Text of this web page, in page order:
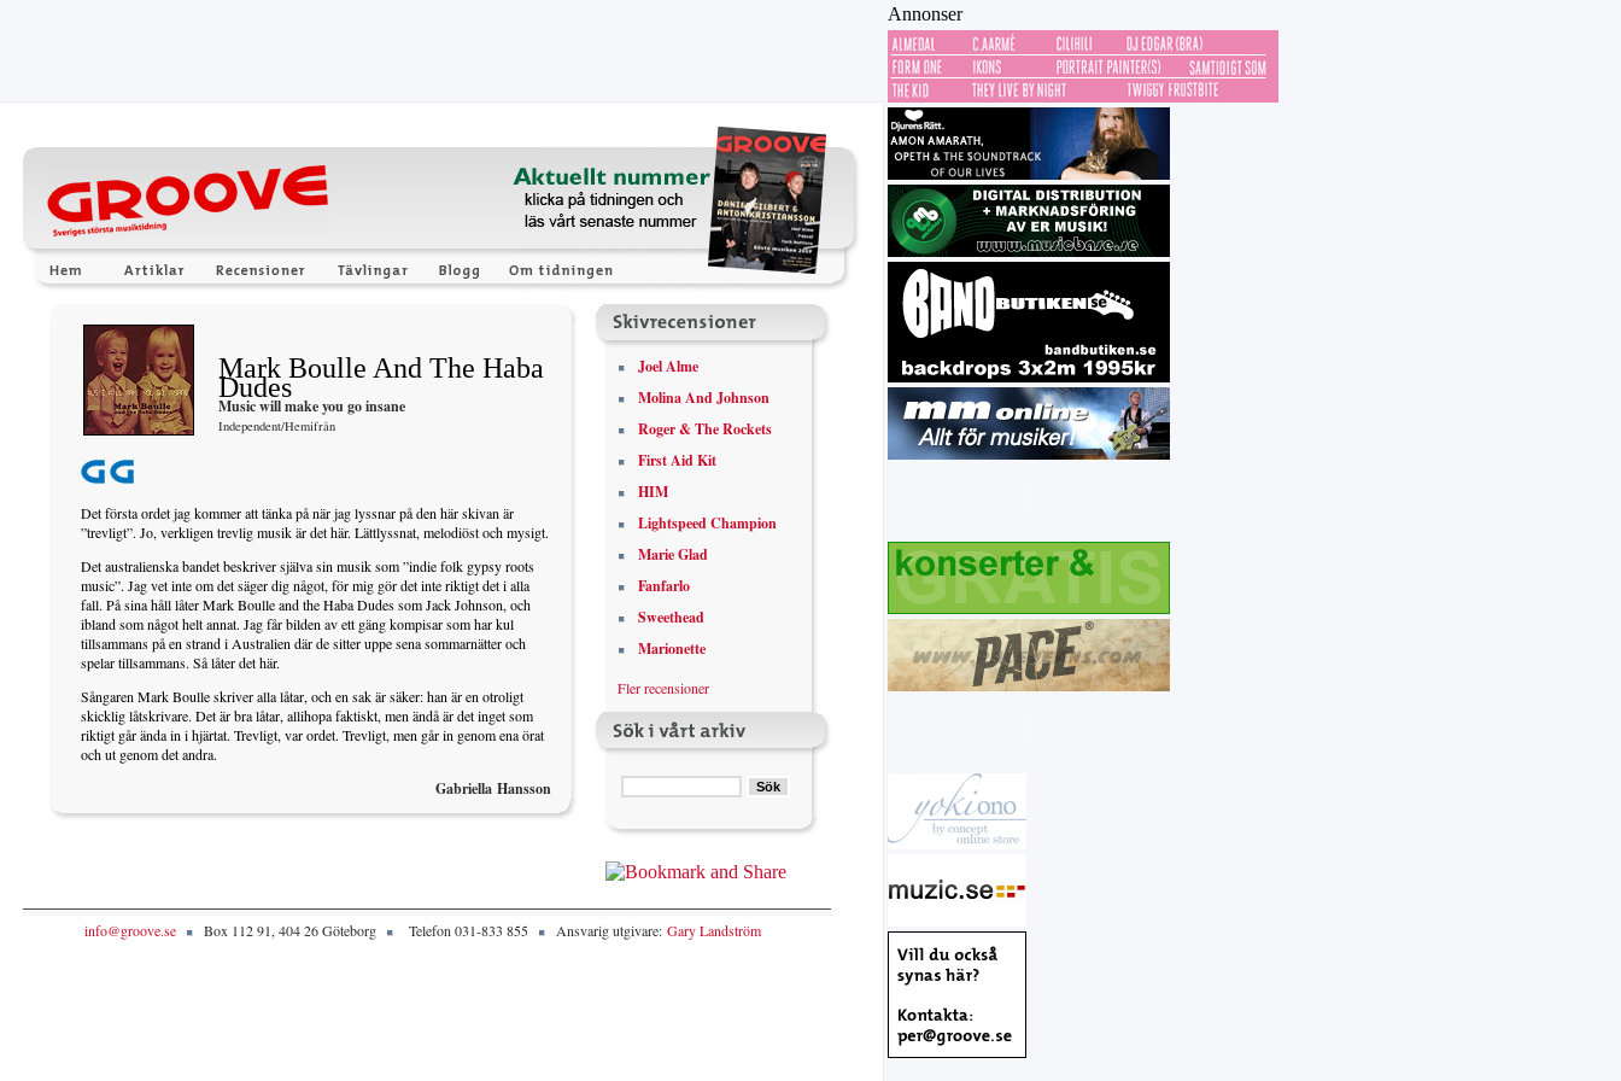
Annonser
Mark Boulle And The Haba
Dudes
Music will make you go insane
Independent/Hemifrån
Det första ordet jag kommer att tänka på när jag lyssnar på den här skivan är
”trevligt”. Jo, verkligen trevlig musik är det här. Lättlyssnat, melodiöst och mysigt.
Det australienska bandet beskriver själva sin musik som ”indie folk gypsy roots
music”. Jag vet inte om det säger dig något, för mig gör det inte riktigt det i alla
fall. På sina håll låter Mark Boulle and the Haba Dudes som Jack Johnson, och
ibland som något helt annat. Jag får bilden av ett gäng kompisar som har kul
tillsammans på en strand i Australien där de sitter uppe sena sommarnätter och
spelar tillsammans. Så låter det här.
Sångaren Mark Boulle skriver alla låtar, och en sak är säker: han är en otroligt
skicklig låtskrivare. Det är bra låtar, allihopa faktiskt, men ändå är det inget som
riktigt går ända in i hjärtat. Trevligt, var ordet. Trevligt, men går in genom ena örat
och ut genom det andra.
Gabriella Hansson
Joel Alme
Molina And Johnson
Roger & The Rockets
First Aid Kit
HIM
Lightspeed Champion
Marie Glad
Fanfarlo
Sweethead
Marionette
Fler recensioner
info@groove.se Box 112 91, 404 26 Göteborg Telefon 031-833 855 Ansvarig utgivare: Gary Landström